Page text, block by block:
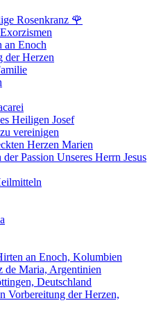
Rosenkranz 🌹
an Enoch
der Herzen
Heiligen Josef
vereinigen
Herzen Marien
Passion Unseres Herrn Jesus
an Enoch, Kolumbien
de Maria, Argentinien
Deutschland
Vorbereitung der Herzen,